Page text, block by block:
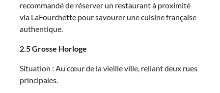
recommandé de réserver un restaurant à proximité
via LaFourchette pour savourer une cuisine française
authentique.
2.5 Grosse Horloge
Situation : Au cœur de la vieille ville, reliant deux rues
principales.